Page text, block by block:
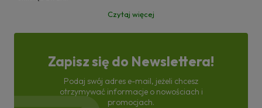
Czytaj więcej
Zapisz się do Newslettera!
Podaj swój adres e-mail, jeżeli chcesz
otrzymywać informacje o nowościach i
promocjach.